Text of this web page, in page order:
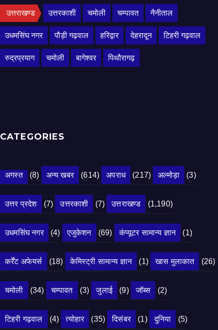
उत्तराखण्ड उत्तरकाशी चमोली चम्पावत नैनीताल
उधमसिंघ नगर पौड़ी गढ़वाल हरिद्वार देहरादून टिहरी गढ़वाल
रुद्रप्रयाग चमोली बागेश्वर पिथौरागढ़
CATEGORIES
अगस्त (8) अन्य खबर (614) अपराध (217) अल्मोड़ा (3)
उत्तर प्रदेश (7) उत्तरकाशी (7) उत्तराखण्ड (1,190)
उधमसिंघ नगर (4) एजुकेशन (69) कंप्यूटर सामान्य ज्ञान (1)
कर्रेंट अफेयर्स (18) केमिस्ट्री सामान्य ज्ञान (1) खास मुलाकात (26)
चमोली (34) चम्पावत (3) जुलाई (9) जॉब्स (2)
टिहरी गढ़वाल (4) त्योहार (35) दिसंबर (1) दुनिया (5)